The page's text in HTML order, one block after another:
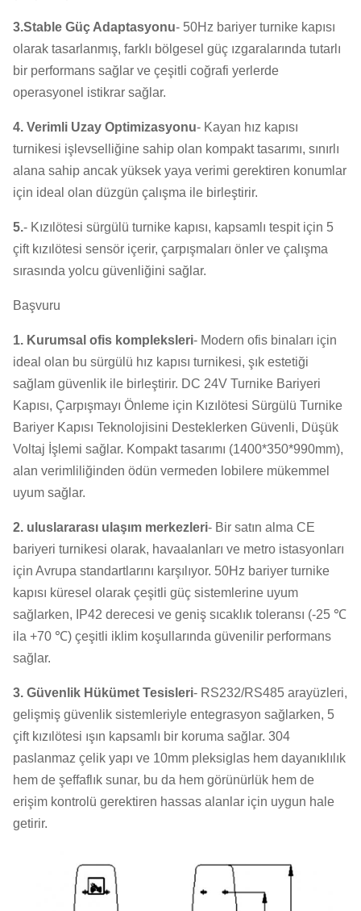
3.Stable Güç Adaptasyonu- 50Hz bariyer turnike kapısı
olarak tasarlanmış, farklı bölgesel güç ızgaralarında tutarlı
bir performans sağlar ve çeşitli coğrafi yerlerde
operasyonel istikrar sağlar.
4. Verimli Uzay Optimizasyonu- Kayan hız kapısı
turnikesi işlevselliğine sahip olan kompakt tasarımı, sınırlı
alana sahip ancak yüksek yaya verimi gerektiren konumlar
için ideal olan düzgün çalışma ile birleştirir.
5.- Kızılötesi sürgülü turnike kapısı, kapsamlı tespit için 5
çift kızılötesi sensör içerir, çarpışmaları önler ve çalışma
sırasında yolcu güvenliğini sağlar.
Başvuru
1. Kurumsal ofis kompleksleri- Modern ofis binaları için
ideal olan bu sürgülü hız kapısı turnikesi, şık estetiği
sağlam güvenlik ile birleştirir. DC 24V Turnike Bariyeri
Kapısı, Çarpışmayı Önleme için Kızılötesi Sürgülü Turnike
Bariyer Kapısı Teknolojisini Desteklerken Güvenli, Düşük
Voltaj İşlemi sağlar. Kompakt tasarımı (1400*350*990mm),
alan verimliliğinden ödün vermeden lobilere mükemmel
uyum sağlar.
2. uluslararası ulaşım merkezleri- Bir satın alma CE
bariyeri turnikesi olarak, havaalanları ve metro istasyonları
için Avrupa standartlarını karşılıyor. 50Hz bariyer turnike
kapısı küresel olarak çeşitli güç sistemlerine uyum
sağlarken, IP42 derecesi ve geniş sıcaklık toleransı (-25 ℃
ila +70 ℃) çeşitli iklim koşullarında güvenilir performans
sağlar.
3. Güvenlik Hükümet Tesisleri- RS232/RS485 arayüzleri,
gelişmiş güvenlik sistemleriyle entegrasyon sağlarken, 5
çift kızılötesi ışın kapsamlı bir koruma sağlar. 304
paslanmaz çelik yapı ve 10mm pleksiglas hem dayanıklılık
hem de şeffaflık sunar, bu da hem görünürlük hem de
erişim kontrolü gerektiren hassas alanlar için uygun hale
getirir.